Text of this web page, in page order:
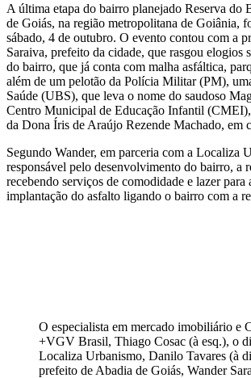
A última etapa do bairro planejado Reserva do
de Goiás, na região metropolitana de Goiânia,
sábado, 4 de outubro. O evento contou com a
Saraiva, prefeito da cidade, que rasgou elogios
do bairro, que já conta com malha asfáltica,
além de um pelotão da Polícia Militar (PM),
Saúde (UBS), que leva o nome do saudoso
Centro Municipal de Educação Infantil
da Dona Íris de Araújo Rezende Machado, em
Segundo Wander, em parceria com a Localiza
responsável pelo desenvolvimento do bairro, a
recebendo serviços de comodidade e lazer para
implantação do asfalto ligando o bairro com a
O especialista em mercado imobiliário e
+VGV Brasil, Thiago Cosac (à esq.), o
Localiza Urbanismo, Danilo Tavares (à
prefeito de Abadia de Goiás, Wander